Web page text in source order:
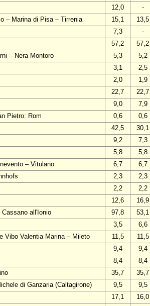
12,0
-
– Marina di Pisa – Tirrenia 15,1
13,5
7,3
-
57,2
57,2
– Nera Montoro 5,3
5,2
3,1
2,5
2,0
1,9
22,7
22,7
9,0
7,9
Pietro: Rom 0,6
0,6
42,5
30,1
9,2
7,3
5,8
5,8
– Vitulano 6,7
6,7
2,3
2,3
2,2
2,2
12,6
16,9
Cassano all'Ionio 97,8
53,1
3,5
6,6
Vibo Valentia Marina – Mileto 11,5
11,5
9,4
9,4
8,4
8,4
35,7
35,7
di Ganzaria (Caltagirone) 9,5
9,5
17,1
16,0